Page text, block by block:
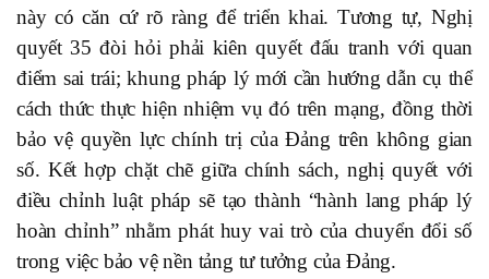
này có căn cứ rõ ràng để triển khai. Tương tự, Nghị
quyết 35 đòi hỏi phải kiên quyết đấu tranh với quan
điểm sai trái; khung pháp lý mới cần hướng dẫn cụ thể
cách thức thực hiện nhiệm vụ đó trên mạng, đồng thời
bảo vệ quyền lực chính trị của Đảng trên không gian
số. Kết hợp chặt chẽ giữa chính sách, nghị quyết với
điều chỉnh luật pháp sẽ tạo thành “hành lang pháp lý
hoàn chỉnh” nhằm phát huy vai trò của chuyển đổi số
trong việc bảo vệ nền tảng tư tưởng của Đảng.